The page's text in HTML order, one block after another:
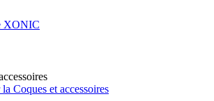
XONIC
Coques et accessoires